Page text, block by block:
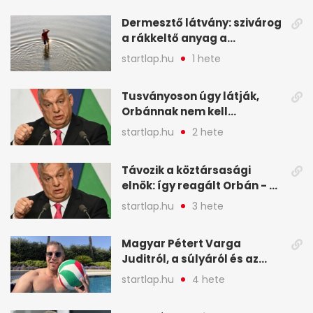
Dermesztő látvány: szivárog
a rákkeltő anyag a
kiszáradó Dunába
Budapesten - A hét
képekben
startlap.hu 1 hete
Tusványoson úgy látják,
Orbánnak nem kell
változtatnia - A hét
legfontosabb hírei
startlap.hu 2 hete
Távozik a köztársasági
elnök: így reagált Orbán - A
hét legfontosabb hírei
képekben
startlap.hu 3 hete
Magyar Pétert Varga
Juditról, a súlyáról és az
alvásidejéről is faggatták a
Redditen, sok kérdésre sírva
startlap.hu 4 hete